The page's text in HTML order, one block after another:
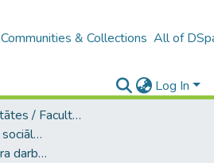
Communities & Collections All of
Log In
B4 – LU fakultātes / Faculties of the UL
A -- Ekonomikas un sociālo zinātņu fakultāte / Faculty of Economics and Social Sciences
Bakalaura un maģistra darbi (ESZF) / Bachelor's and Master's theses